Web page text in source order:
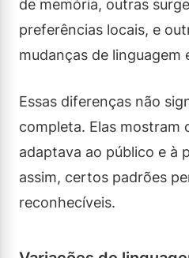
de memória, outras
preferências locais, e
mudanças de linguagem
Essas diferenças não
completa. Elas mostram
adaptava ao público e à
assim, certos padrões
reconhecíveis.